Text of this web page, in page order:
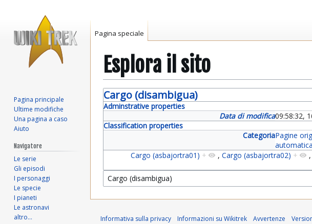
Esplora il sito
Vai
alla
Vai
alla
Cargo (disambigua)
Adminstrative properties
Data di modifica09:58:32,
Classification properties
CategoriaPagine
Cargo (asbajortra01) + , Cargo (asbajortra02) + ,
Pagina speciale
Pagina principale
Ultime modifiche
Una pagina a caso
Aiuto
Navigatore
Le serie
Gli episodi
I personaggi
Le specie
I pianeti
Le astronavi
altro…
Informativa sulla privacy Informazioni su Wikitrek Avvertenze